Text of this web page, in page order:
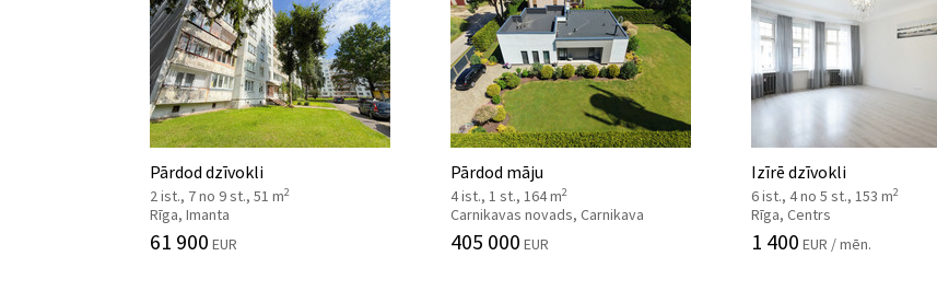
Pārdod dzīvokli
2 ist., 7 no 9 st., 51 m2
Rīga, Imanta
61 900 EUR
Pārdod māju
4 ist., 1 st., 164 m2
Carnikavas novads, Carnikava
405 000 EUR
Izīrē dzīvokli
6 ist., 4 no 5 st., 153 m2
Rīga, Centrs
1 400 EUR / mēn.